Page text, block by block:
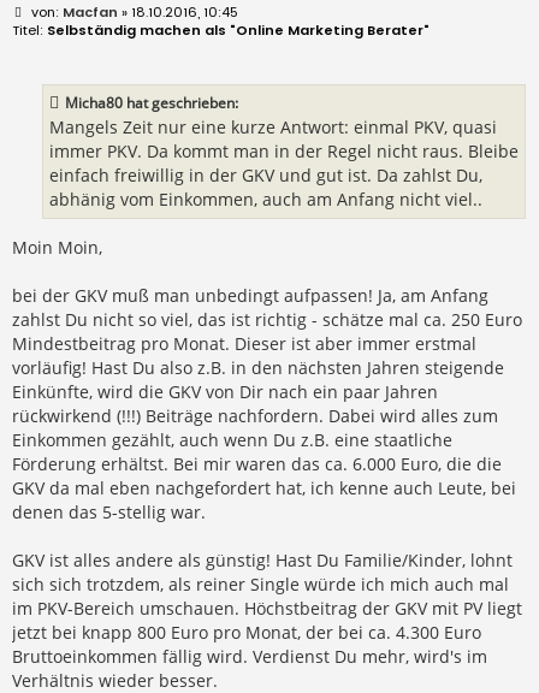
B
e
Macfan » 18.10.2016, 10:45
Selbständig machen als "Online Marketing Berater"
Micha80 hat geschrieben:
Mangels Zeit nur eine kurze Antwort: einmal PKV, quasi
immer PKV. Da kommt man in der Regel nicht raus. Bleibe
einfach freiwillig in der GKV und gut ist. Da zahlst Du,
abhänig vom Einkommen, auch am Anfang nicht viel..
Moin Moin,
bei der GKV muß man unbedingt aufpassen! Ja, am Anfang
zahlst Du nicht so viel, das ist richtig - schätze mal ca. 250 Euro
Mindestbeitrag pro Monat. Dieser ist aber immer erstmal
vorläufig! Hast Du also z.B. in den nächsten Jahren steigende
Einkünfte, wird die GKV von Dir nach ein paar Jahren
rückwirkend (!!!) Beiträge nachfordern. Dabei wird alles zum
Einkommen gezählt, auch wenn Du z.B. eine staatliche
Förderung erhältst. Bei mir waren das ca. 6.000 Euro, die die
GKV da mal eben nachgefordert hat, ich kenne auch Leute, bei
denen das 5-stellig war.
GKV ist alles andere als günstig! Hast Du Familie/Kinder, lohnt
sich sich trotzdem, als reiner Single würde ich mich auch mal
im PKV-Bereich umschauen. Höchstbeitrag der GKV mit PV liegt
jetzt bei knapp 800 Euro pro Monat, der bei ca. 4.300 Euro
Bruttoeinkommen fällig wird. Verdienst Du mehr, wird's im
Verhältnis wieder besser.